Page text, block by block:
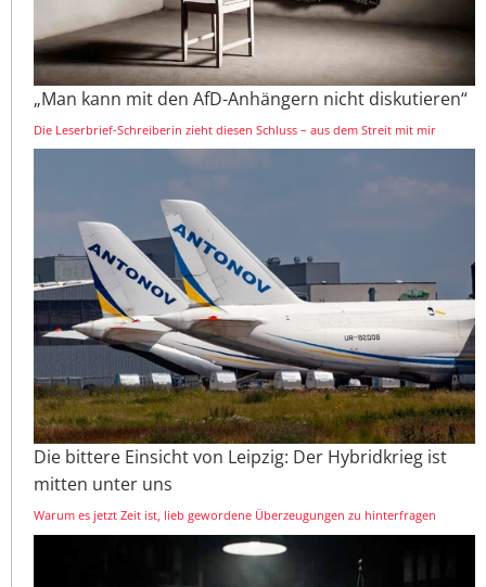
„Man kann mit den AfD-Anhängern nicht diskutieren“
Die Leserbrief-Schreiberin zieht diesen Schluss – aus dem Streit mit mir
Die bittere Einsicht von Leipzig: Der Hybridkrieg ist
mitten unter uns
Warum es jetzt Zeit ist, lieb gewordene Überzeugungen zu hinterfragen